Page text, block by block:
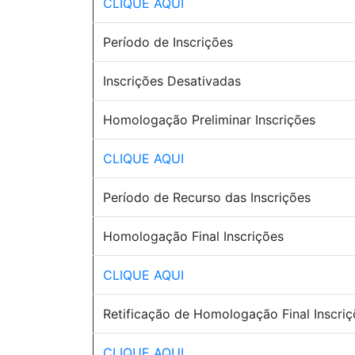
CLIQUE AQUI
Período de Inscrições
Inscrições Desativadas
Homologação Preliminar Inscrições
CLIQUE AQUI
Período de Recurso das Inscrições
Homologação Final Inscrições
CLIQUE AQUI
Retificação de Homologação Final